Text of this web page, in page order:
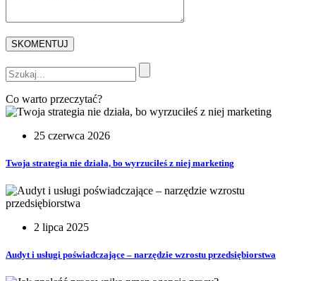
Co warto przeczytać?
25 czerwca 2026
Twoja strategia nie działa, bo wyrzuciłeś z niej marketing
2 lipca 2025
Audyt i usługi poświadczające – narzędzie wzrostu przedsiębiorstwa